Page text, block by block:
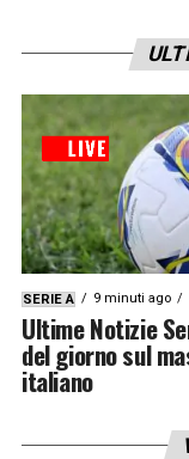
SERIE A 9 minuti ago
Ultime Notizie
del giorno sul
italiano